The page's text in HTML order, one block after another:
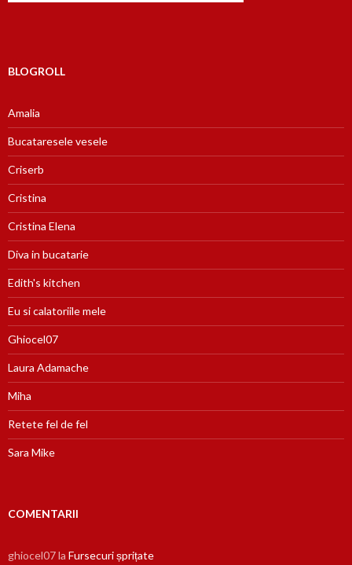
BLOGROLL
Amalia
Bucataresele vesele
Criserb
Cristina
Cristina Elena
Diva in bucatarie
Edith's kitchen
Eu si calatoriile mele
Ghiocel07
Laura Adamache
Miha
Retete fel de fel
Sara Mike
COMENTARII
ghiocel07la Fursecuri șprițate